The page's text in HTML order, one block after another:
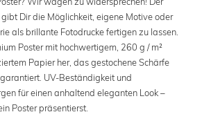
gibt Dir die Möglichkeit, eigene Motive oder
als brillante Fotodrucke fertigen zu lassen.
Poster mit hochwertigem, 260 g / m²
Papier her, das gestochene Schärfe
UV-Beständigkeit und
für einen anhaltend eleganten Look –
Poster präsentierst.